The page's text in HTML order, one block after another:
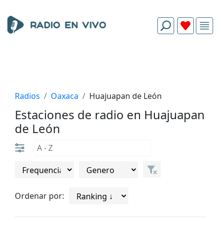
Radios Oaxaca Huajuapan de León
Estaciones de radio en Huajuapan
de León
Ordenar por: